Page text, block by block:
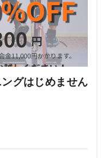
ングはじめません